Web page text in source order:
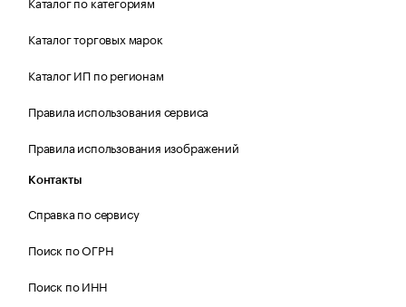
Каталог торговых марок
Каталог ИП по регионам
Правила использования сервиса
Правила использования изображений
Контакты
Справка по сервису
Поиск по ОГРН
Поиск по ИНН